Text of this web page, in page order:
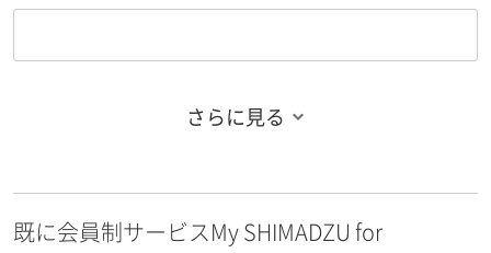
お名前フリガナ（名）
さらに見る
既に会員制サービスMy SHIMADZU for